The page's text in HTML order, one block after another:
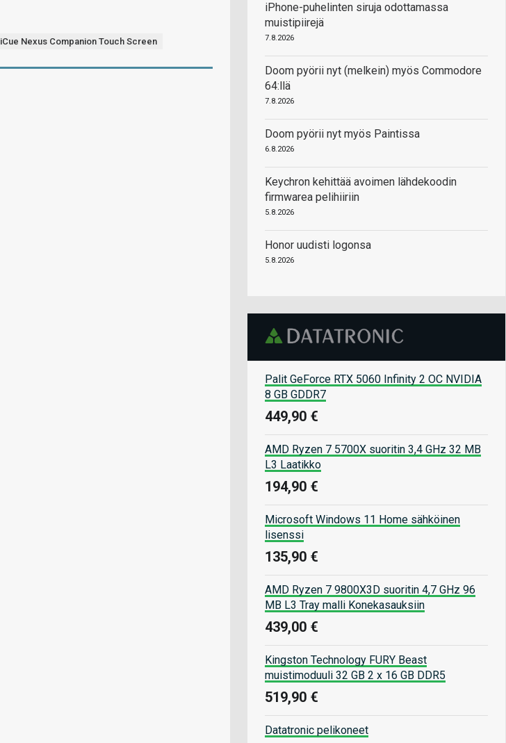
iCue Nexus Companion Touch Screen
iPhone-puhelinten siruja odottamassa
muistipiirejä
7.8.2026
Doom pyörii nyt (melkein) myös Commodore
64:llä
7.8.2026
Doom pyörii nyt myös Paintissa
6.8.2026
Keychron kehittää avoimen lähdekoodin
firmwarea pelihiiriin
5.8.2026
Honor uudisti logonsa
5.8.2026
Palit GeForce RTX 5060 Infinity 2 OC NVIDIA
8 GB GDDR7
449,90 €
AMD Ryzen 7 5700X suoritin 3,4 GHz 32 MB
L3 Laatikko
194,90 €
Microsoft Windows 11 Home sähköinen
lisenssi
135,90 €
AMD Ryzen 7 9800X3D suoritin 4,7 GHz 96
MB L3 Tray malli Konekasauksiin
439,00 €
Kingston Technology FURY Beast
muistimoduuli 32 GB 2 x 16 GB DDR5
519,90 €
Datatronic pelikoneet